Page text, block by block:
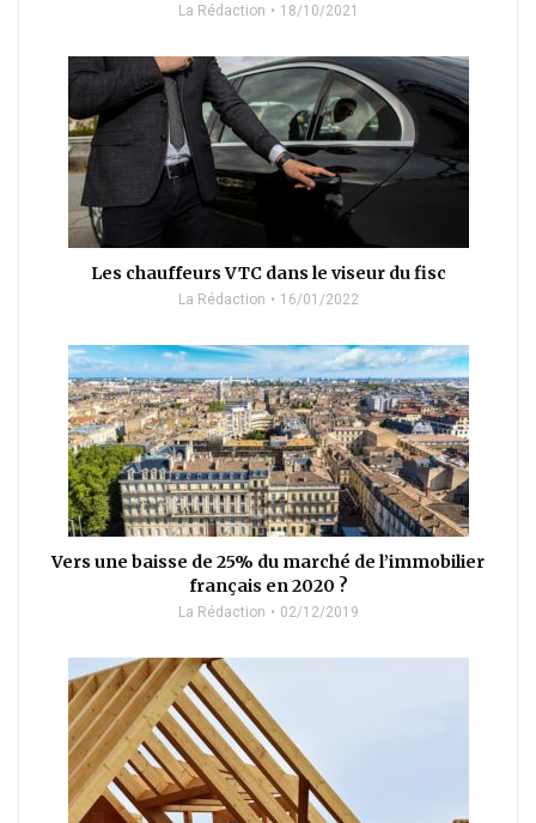
La Rédaction 18/10/2021
Les chauffeurs VTC dans le viseur du fisc
La Rédaction 16/01/2022
Vers une baisse de 25% du marché de l’immobilier
français en 2020 ?
La Rédaction 02/12/2019